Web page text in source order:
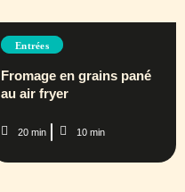
Entrées
Fromage en grains pané
au air fryer
20 min 10 min